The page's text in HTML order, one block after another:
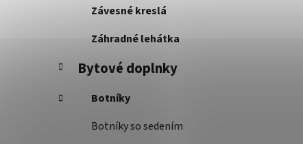
Závesné kreslá
Záhradné lehátka
Bytové doplnky
Botníky
Botníky so sedením